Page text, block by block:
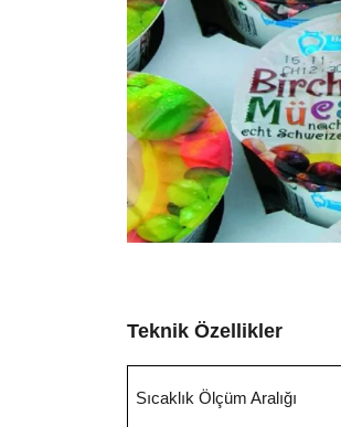
Teknik Özellikler
Sıcaklık Ölçüm Aralığı